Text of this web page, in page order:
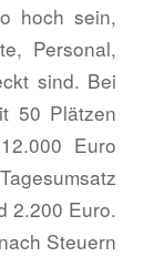
hoch sein,
Personal,
sind. Bei
50 Plätzen
Euro
2.200 Euro.
Steuern